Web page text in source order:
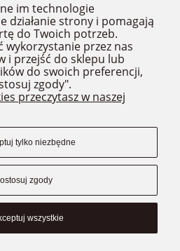
I "W PODRÓŻY" (dla
zł
im technologie
działanie strony i pomagają
do Twoich potrzeb.
wykorzystanie przez nas
i przejść do sklepu lub
do swoich preferencji,
zgody".
przeczytasz w naszej
tylko niezbędne
zgody
wszystkie